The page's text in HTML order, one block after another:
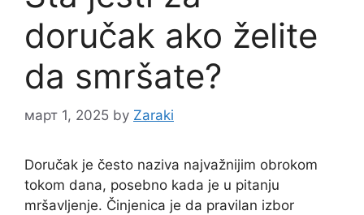
doručak ako želite
da smršate?
март 1, 2025 by Zaraki
Doručak je često naziva najvažnijim obrokom
tokom dana, posebno kada je u pitanju
mršavljenje. Činjenica je da pravilan izbor